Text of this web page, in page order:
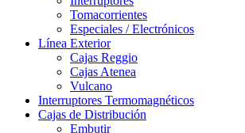
Tomacorrientes
Especiales / Electrónicos
Línea Exterior
Cajas Reggio
Cajas Atenea
Vulcano
Interruptores Termomagnéticos
Cajas de Distribución
Embutir